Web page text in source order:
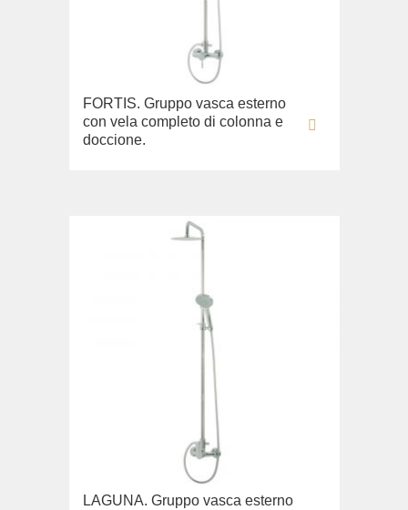
FORTIS. Gruppo vasca esterno
con vela completo di colonna e
doccione.
LAGUNA. Gruppo vasca esterno